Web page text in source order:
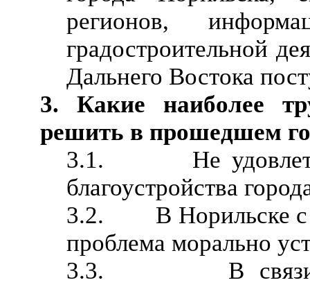
регионов,
градостроительной
Дальнего Востока
3. Какие наиболее
решить в прошедшем
3.1. Не
благоустройства
3.2. В Норильске с
проблема морально
3.3. В связи с